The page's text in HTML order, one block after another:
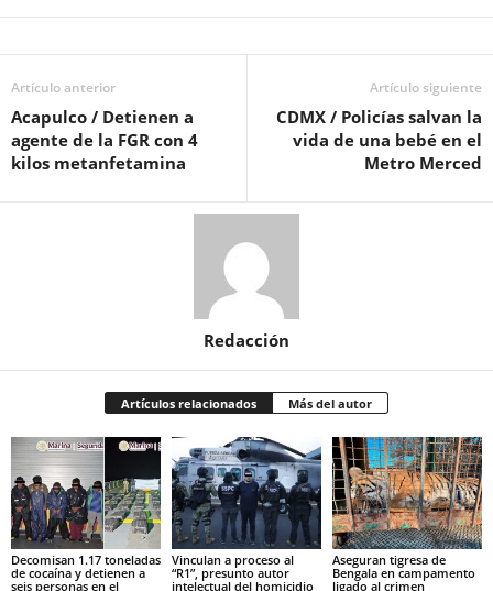
Artículo anterior
Acapulco / Detienen a
agente de la FGR con 4
kilos metanfetamina
Artículo siguiente
CDMX / Policías salvan la
vida de una bebé en el
Metro Merced
Redacción
Artículos relacionados Más del autor
Decomisan 1.17 toneladas
de cocaína y detienen a
seis personas en el
Vinculan a proceso al
“R1”, presunto autor
intelectual del homicidio
Aseguran tigresa de
Bengala en campamento
ligado al crimen